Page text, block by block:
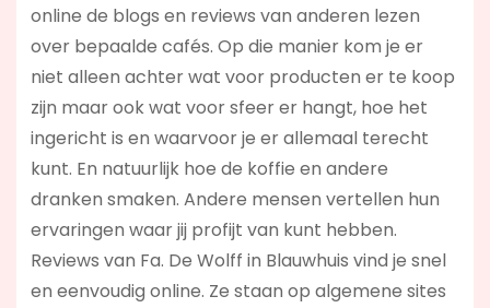
online de blogs en reviews van anderen lezen
over bepaalde cafés. Op die manier kom je er
niet alleen achter wat voor producten er te koop
zijn maar ook wat voor sfeer er hangt, hoe het
ingericht is en waarvoor je er allemaal terecht
kunt. En natuurlijk hoe de koffie en andere
dranken smaken. Andere mensen vertellen hun
ervaringen waar jij profijt van kunt hebben.
Reviews van Fa. De Wolff in Blauwhuis vind je snel
en eenvoudig online. Ze staan op algemene sites